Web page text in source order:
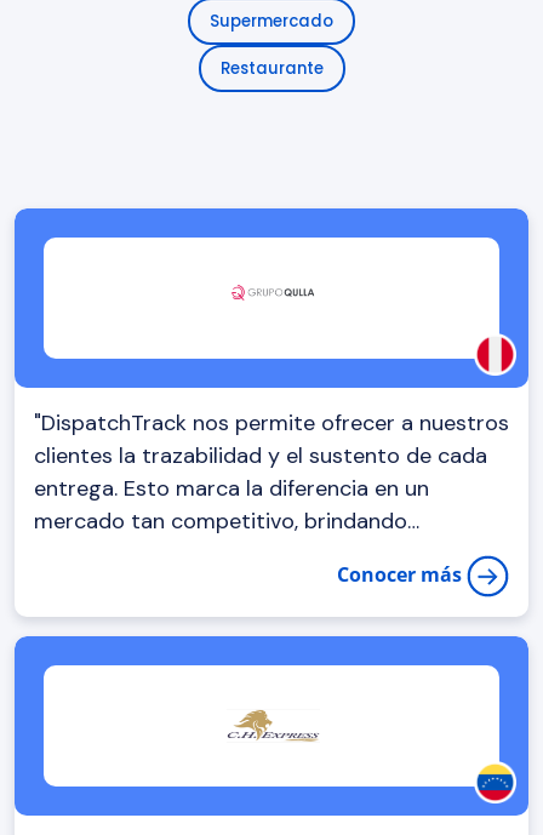
Supermercado
Restaurante
"DispatchTrack nos permite ofrecer a nuestros
clientes la trazabilidad y el sustento de cada
entrega. Esto marca la diferencia en un
mercado tan competitivo, brindando
transparencia y confianza en todo el proceso
Conocer más